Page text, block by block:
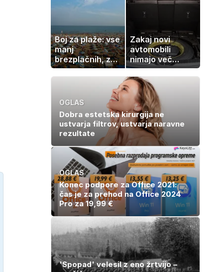
Boj za plaže: vse
manj
brezplačnih, za
ležalnik in
senčnik tudi več
Zakaj novi
avtomobili
nimajo več
rezervne gume?
OGLAS
Dobra estetska kirurgija ne
ustvarja filtrov, ustvarja naravne
rezultate
OGLAS
Konec podpore za Office 2021:
čas je za prehod na Office 2024
Pro za 19,99 €
'Spopad' velesil z eno žrtvijo –